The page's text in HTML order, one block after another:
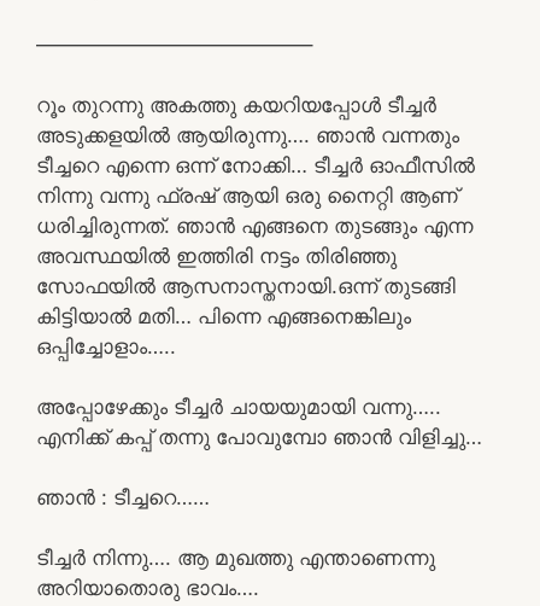
—————————————–
റൂം തുറന്നു അകത്തു കയറിയപ്പോൾ ടീച്ചർ
അടുക്കളയിൽ ആയിരുന്നു…. ഞാൻ വന്നതും
ടീച്ചറെ എന്നെ ഒന്ന് നോക്കി… ടീച്ചർ ഓഫീസിൽ
നിന്നു വന്നു ഫ്രഷ് ആയി ഒരു നൈറ്റി ആണ്
ധരിച്ചിരുന്നത്. ഞാൻ എങ്ങനെ തുടങ്ങും എന്ന
അവസ്ഥയിൽ ഇത്തിരി നട്ടം തിരിഞ്ഞു
സോഫയിൽ ആസനാസ്തനായി.ഒന്ന് തുടങ്ങി
കിട്ടിയാൽ മതി… പിന്നെ എങ്ങനെങ്കിലും
ഒപ്പിച്ചോളാം…..
അപ്പോഴേക്കും ടീച്ചർ ചായയുമായി വന്നു…..
എനിക്ക് കപ്പ്‌ തന്നു പോവുമ്പോ ഞാൻ വിളിച്ചു…
ഞാൻ : ടീച്ചറെ……
ടീച്ചർ നിന്നു…. ആ മുഖത്തു എന്താണെന്നു
അറിയാതൊരു ഭാവം….